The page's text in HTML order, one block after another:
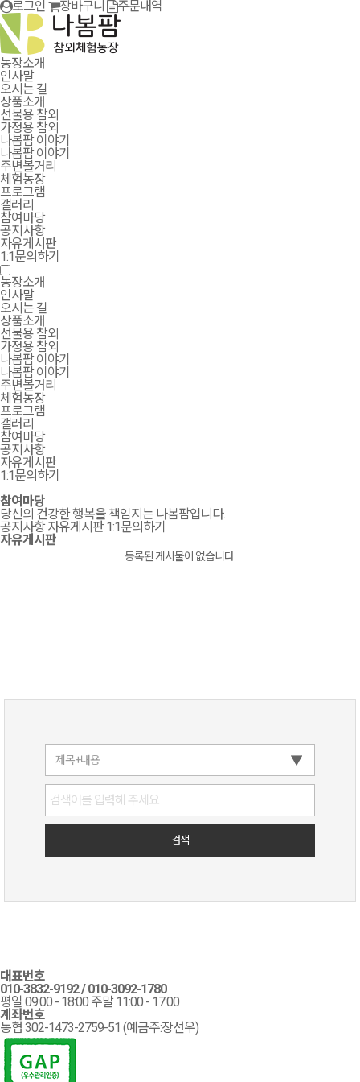
로그인 장바구니 주문내역
농장소개
인사말
오시는 길
상품소개
선물용 참외
가정용 참외
나봄팜 이야기
나봄팜 이야기
주변볼거리
체험농장
프로그램
갤러리
참여마당
공지사항
자유게시판
1:1문의하기
농장소개
인사말
오시는 길
상품소개
선물용 참외
가정용 참외
나봄팜 이야기
나봄팜 이야기
주변볼거리
체험농장
프로그램
갤러리
참여마당
공지사항
자유게시판
1:1문의하기
참여마당
당신의 건강한 행복을 책임지는 나봄팜입니다.
공지사항 자유게시판 1:1문의하기
자유게시판
등록된 게시물이 없습니다.
대표번호
010-3832-9192/010-3092-1780
평일 09:00 - 18:00 주말 11:00 - 17:00
계좌번호
농협 302-1473-2759-51 (예금주:장선우)